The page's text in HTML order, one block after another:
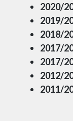
2020/
2019/
2018/
2017/
2017/
2012/
2011/